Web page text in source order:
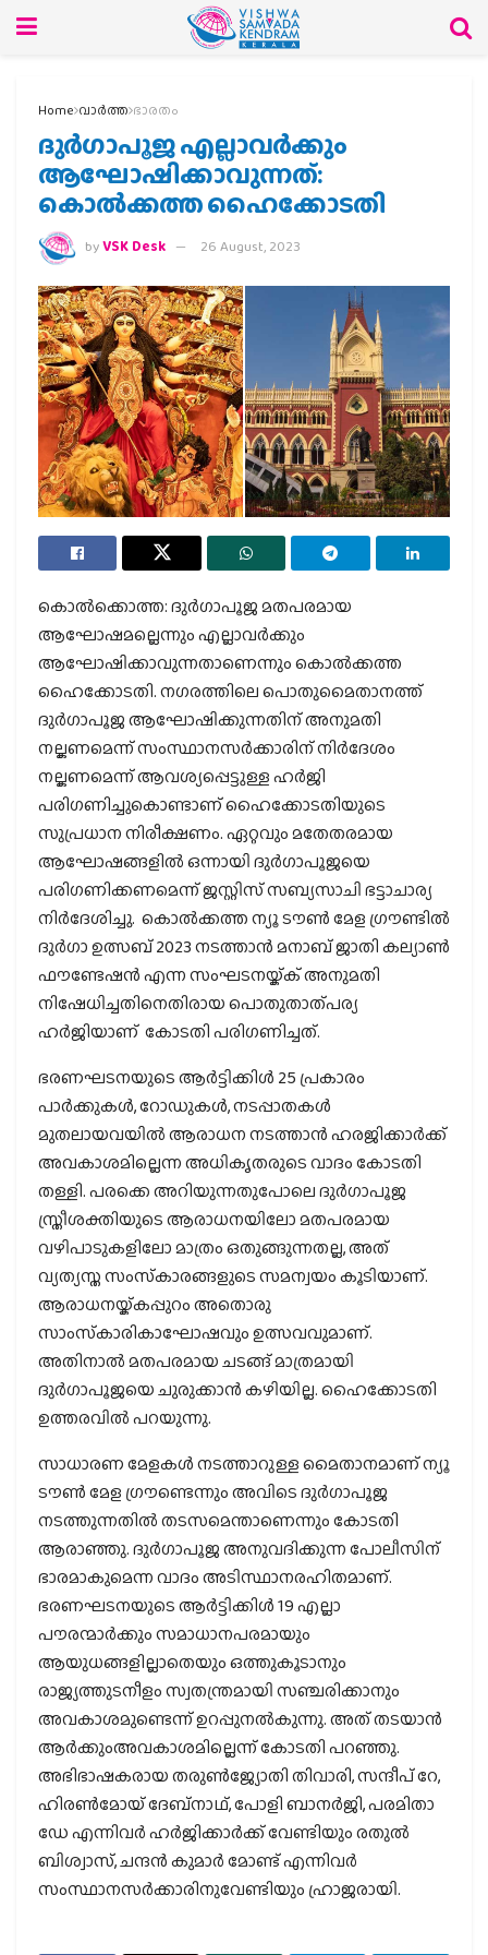
Home വാര്‍ത്ത ഭാരതം
ദുര്‍ഗാപൂജ എല്ലാവര്‍ക്കും
ആഘോഷിക്കാവുന്നത്:
കൊല്‍ക്കത്ത ഹൈക്കോടതി
byVSK Desk 26 August, 2023
കൊല്‍ക്കൊത്ത: ദുര്‍ഗാപൂജ മതപരമായ
ആഘോഷമല്ലെന്നും എല്ലാവര്‍ക്കും
ആഘോഷിക്കാവുന്നതാണെന്നും കൊല്‍ക്കത്ത
ഹൈക്കോടതി. നഗരത്തിലെ പൊതുമൈതാനത്ത്
ദുര്‍ഗാപൂജ ആഘോഷിക്കുന്നതിന് അനുമതി
നല്കണമെന്ന് സംസ്ഥാനസര്‍ക്കാരിന് നിര്‍ദേശം
നല്കണമെന്ന് ആവശ്യപ്പെട്ടുള്ള ഹര്‍ജി
പരിഗണിച്ചുകൊണ്ടാണ് ഹൈക്കോടതിയുടെ
സുപ്രധാന നിരീക്ഷണം. ഏറ്റവും മതേതരമായ
ആഘോഷങ്ങളില്‍ ഒന്നായി ദുര്‍ഗാപൂജയെ
പരിഗണിക്കണമെന്ന് ജസ്റ്റിസ് സബ്യസാചി ഭട്ടാചാര്യ
നിര്‍ദേശിച്ചു. കൊല്‍ക്കത്ത ന്യൂ ടൗണ്‍ മേള ഗ്രൗണ്ടില്‍
ദുര്‍ഗാ ഉത്സബ് 2023 നടത്താന്‍ മനാബ് ജാതി കല്യാണ്‍
ഫൗണ്ടേഷന്‍ എന്ന സംഘടനയ്ക്ക് അനുമതി
നിഷേധിച്ചതിനെതിരായ പൊതുതാത്പര്യ
ഹര്‍ജിയാണ് കോടതി പരിഗണിച്ചത്.
ഭരണഘടനയുടെ ആര്‍ട്ടിക്കിള്‍ 25 പ്രകാരം
പാര്‍ക്കുകള്‍, റോഡുകള്‍, നടപ്പാതകള്‍
മുതലായവയില്‍ ആരാധന നടത്താന്‍ ഹരജിക്കാര്‍ക്ക്
അവകാശമില്ലെന്ന അധികൃതരുടെ വാദം കോടതി
തള്ളി. പരക്കെ അറിയുന്നതുപോലെ ദുര്‍ഗാപൂജ
സ്ത്രീശക്തിയുടെ ആരാധനയിലോ മതപരമായ
വഴിപാടുകളിലോ മാത്രം ഒതുങ്ങുന്നതല്ല, അത്
വ്യത്യസ്ത സംസ്‌കാരങ്ങളുടെ സമന്വയം കൂടിയാണ്.
ആരാധനയ്ക്കപ്പുറം അതൊരു
സാംസ്‌കാരികാഘോഷവും ഉത്സവവുമാണ്.
അതിനാല്‍ മതപരമായ ചടങ്ങ് മാത്രമായി
ദുര്‍ഗാപൂജയെ ചുരുക്കാന്‍ കഴിയില്ല. ഹൈക്കോടതി
ഉത്തരവില്‍ പറയുന്നു.
സാധാരണ മേളകള്‍ നടത്താറുള്ള മൈതാനമാണ് ന്യൂ
ടൗണ്‍ മേള ഗ്രൗണ്ടെന്നും അവിടെ ദുര്‍ഗാപൂജ
നടത്തുന്നതില്‍ തടസമെന്താണെന്നും കോടതി
ആരാഞ്ഞു. ദുര്‍ഗാപൂജ അനുവദിക്കുന്ന പോലീസിന്
ഭാരമാകുമെന്ന വാദം അടിസ്ഥാനരഹിതമാണ്.
ഭരണഘടനയുടെ ആര്‍ട്ടിക്കിള്‍ 19 എല്ലാ
പൗരന്മാര്‍ക്കും സമാധാനപരമായും
ആയുധങ്ങളില്ലാതെയും ഒത്തുകൂടാനും
രാജ്യത്തുടനീളം സ്വതന്ത്രമായി സഞ്ചരിക്കാനും
അവകാശമുണ്ടെന്ന് ഉറപ്പുനല്‍കുന്നു. അത് തടയാന്‍
ആര്‍ക്കുംഅവകാശമില്ലെന്ന് കോടതി പറഞ്ഞു.
അഭിഭാഷകരായ തരുണ്‍ജ്യോതി തിവാരി, സന്ദീപ് റേ,
ഹിരണ്‍മോയ് ദേബ്നാഥ്, പോളി ബാനര്‍ജി, പരമിതാ
ഡേ എന്നിവര്‍ ഹര്‍ജിക്കാര്‍ക്ക് വേണ്ടിയും രതുല്‍
ബിശ്വാസ്, ചന്ദന്‍ കുമാര്‍ മോണ്ട് എന്നിവര്‍
സംസ്ഥാനസര്‍ക്കാരിനുവേണ്ടിയും ഹ്രാജരായി.